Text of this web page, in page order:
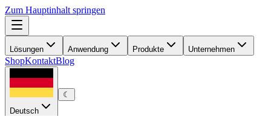
Zum Hauptinhalt springen
Lösungen Anwendung Produkte Unternehmen
ShopKontaktBlog
Deutsch
☾